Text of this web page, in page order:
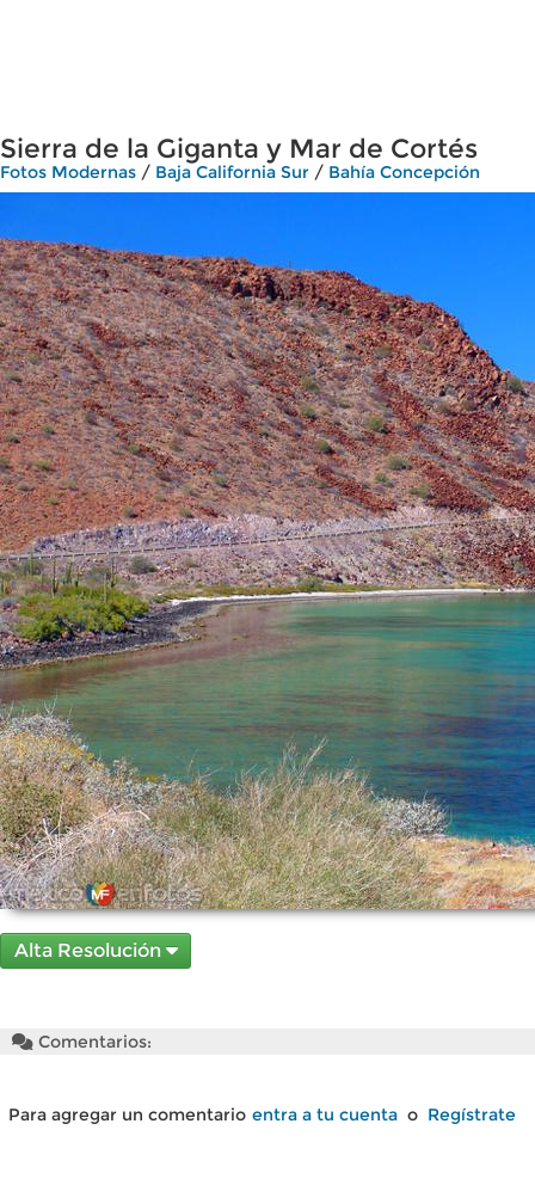
Sierra de la Giganta y Mar de Cortés
Fotos Modernas / Baja California Sur / Bahía Concepción
Alta Resolución
Comentarios:
Para agregar un comentario entra a tu cuenta o Regístrate